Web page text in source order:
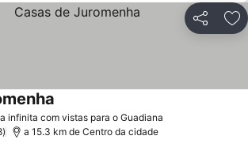
Partilhar
infinita com vistas para o Guadiana
a 15.3 km de Centro da cidade